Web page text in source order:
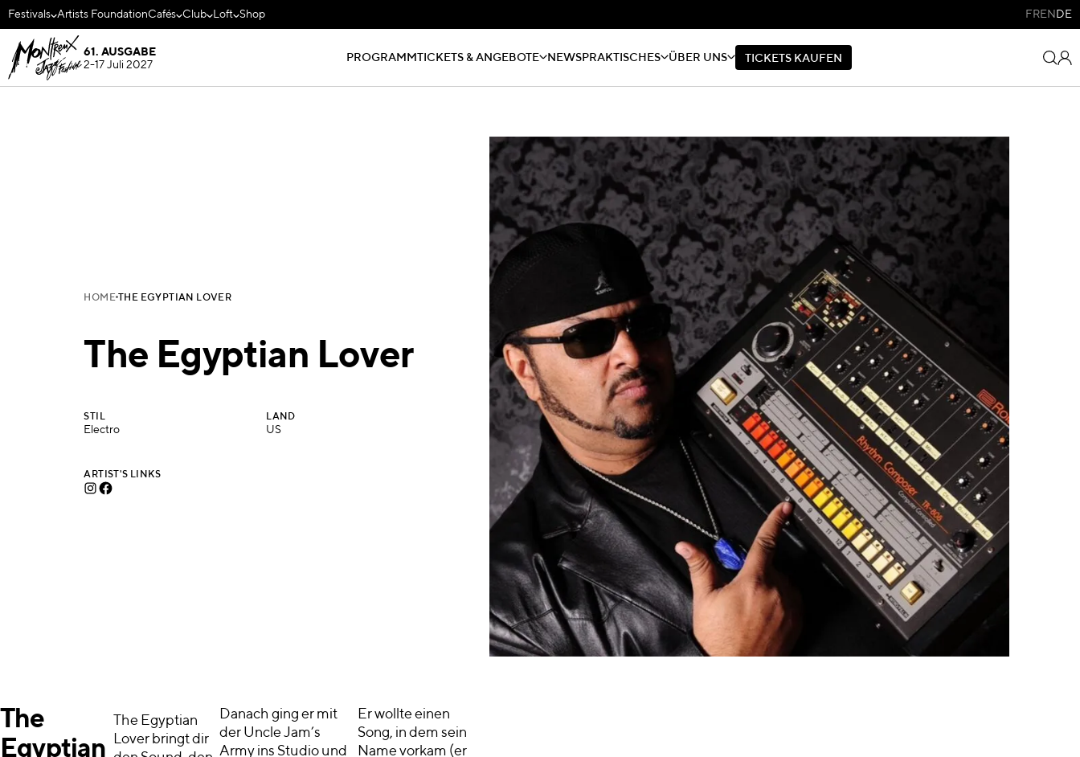
Festivals Artists FoundationCafés Club Loft Shop FREN DE
61. AUSGABE
2-17 Juli 2027
PROGRAMMTICKETS & ANGEBOTE NEWS PRAKTISCHES ÜBER UNS IC K E TS KAU F E N
TICKETS KAUFEN
HOME THE EGYPTIAN LOVER
The Egyptian Lover
STIL
Electro
LAND
US
ARTIST'S LINKS
The
Egyptian
The Egyptian
Lover bringt dir
Danach ging er mit
der Uncle Jam’s
Army ins Studio und
Er wollte einen
Song, in dem sein
Name vorkam (er